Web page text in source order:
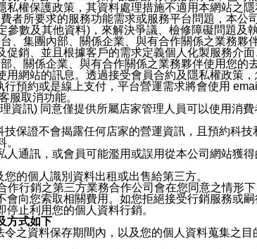
權保護政策，其資料處理措施不適用本網站之
者所要求的服務功能需求或服務平台問題，本
數及其他資料)，來解決爭議、檢修障礙問題及
、集團內部、關係企業、與有合作關係之業務
銷、並且根據客戶的需求定義個人化製服務介
、關係企業、與有合作關係之業務夥伴使用您
網站的訊息。透過接受會員合約及隱私權政策
預約或是線上支付，平台營運需求將會使用
服取消功能。
資訊) 同意僅提供所屬店家管理人員可以使用消
保證不會揭露任何店家的營運資訊，且預約科
人通訊，或會員可能濫用或誤用從本公司網站獲
的個人識別資料出租或出售給第三方。
作行銷之第三方業務合作公司會在您同意之情形
會向您索取相關費用。如您拒絕接受行銷服務或
止利用您的個人資料行銷。
方式如下
之資料保存期間內，以及您的個人資料蒐集之